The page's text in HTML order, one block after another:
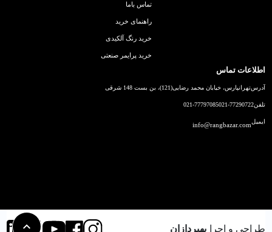
تماس باما
راهنمای خرید
خرید رنگ آلکیدی
خرید پرایمر صنعتی
اطلاعات تماس
آدرستهرانپارس، خیابان محمد رضایی(121)، بن بست 148 شرقی
تلفن021-77290722
021-77797085
ایمیلinfo@rangbazar.com
طراحی و اجرا بهپردازان